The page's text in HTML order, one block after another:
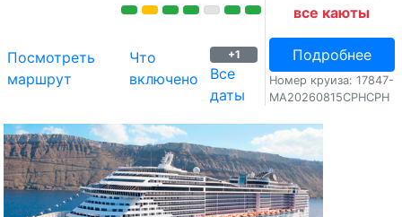
Посмотреть
маршрут
Что
включено
+1
Все
даты
все каюты
Подробнее
Номер круиза: 17847-
MA20260815CPHCPH